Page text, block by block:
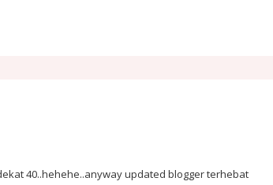
40..hehehe..anyway updated blogger terhebat